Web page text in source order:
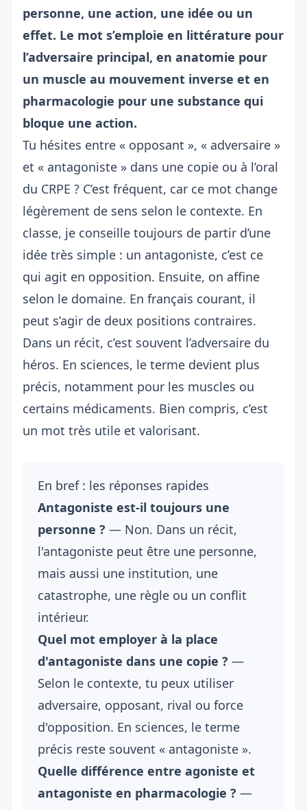
personne, une action, une idée ou un
effet. Le mot s’emploie en littérature pour
l’adversaire principal, en anatomie pour
un muscle au mouvement inverse et en
pharmacologie pour une substance qui
bloque une action.
Tu hésites entre « opposant », « adversaire »
et « antagoniste » dans une copie ou à l’oral
du CRPE ? C’est fréquent, car ce mot change
légèrement de sens selon le contexte. En
classe, je conseille toujours de partir d’une
idée très simple : un antagoniste, c’est ce
qui agit en opposition. Ensuite, on affine
selon le domaine. En français courant, il
peut s’agir de deux positions contraires.
Dans un récit, c’est souvent l’adversaire du
héros. En sciences, le terme devient plus
précis, notamment pour les muscles ou
certains médicaments. Bien compris, c’est
un mot très utile et valorisant.
En bref : les réponses rapides
Antagoniste est-il toujours une
personne ? — Non. Dans un récit,
l'antagoniste peut être une personne,
mais aussi une institution, une
catastrophe, une règle ou un conflit
intérieur.
Quel mot employer à la place
d'antagoniste dans une copie ? —
Selon le contexte, tu peux utiliser
adversaire, opposant, rival ou force
d'opposition. En sciences, le terme
précis reste souvent « antagoniste ».
Quelle différence entre agoniste et
antagoniste en pharmacologie ? —